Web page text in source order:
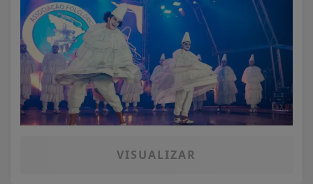
VISUALIZAR